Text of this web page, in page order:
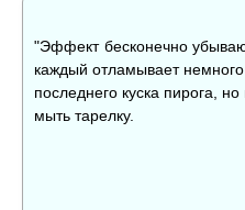
"Эффект бесконечно
каждый отламывает
последнего куска пирога,
мыть тарелку.